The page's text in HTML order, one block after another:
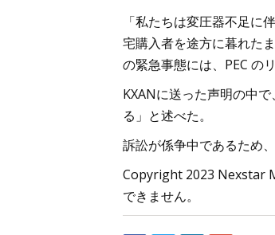
「私たちは変圧器不足に
宅購入者を途方に暮れた
の緊急事態には、PEC の
KXANに送った声明の中
る」と述べた。
訴訟が係争中であるため
Copyright 2023 Nexstar
できません。